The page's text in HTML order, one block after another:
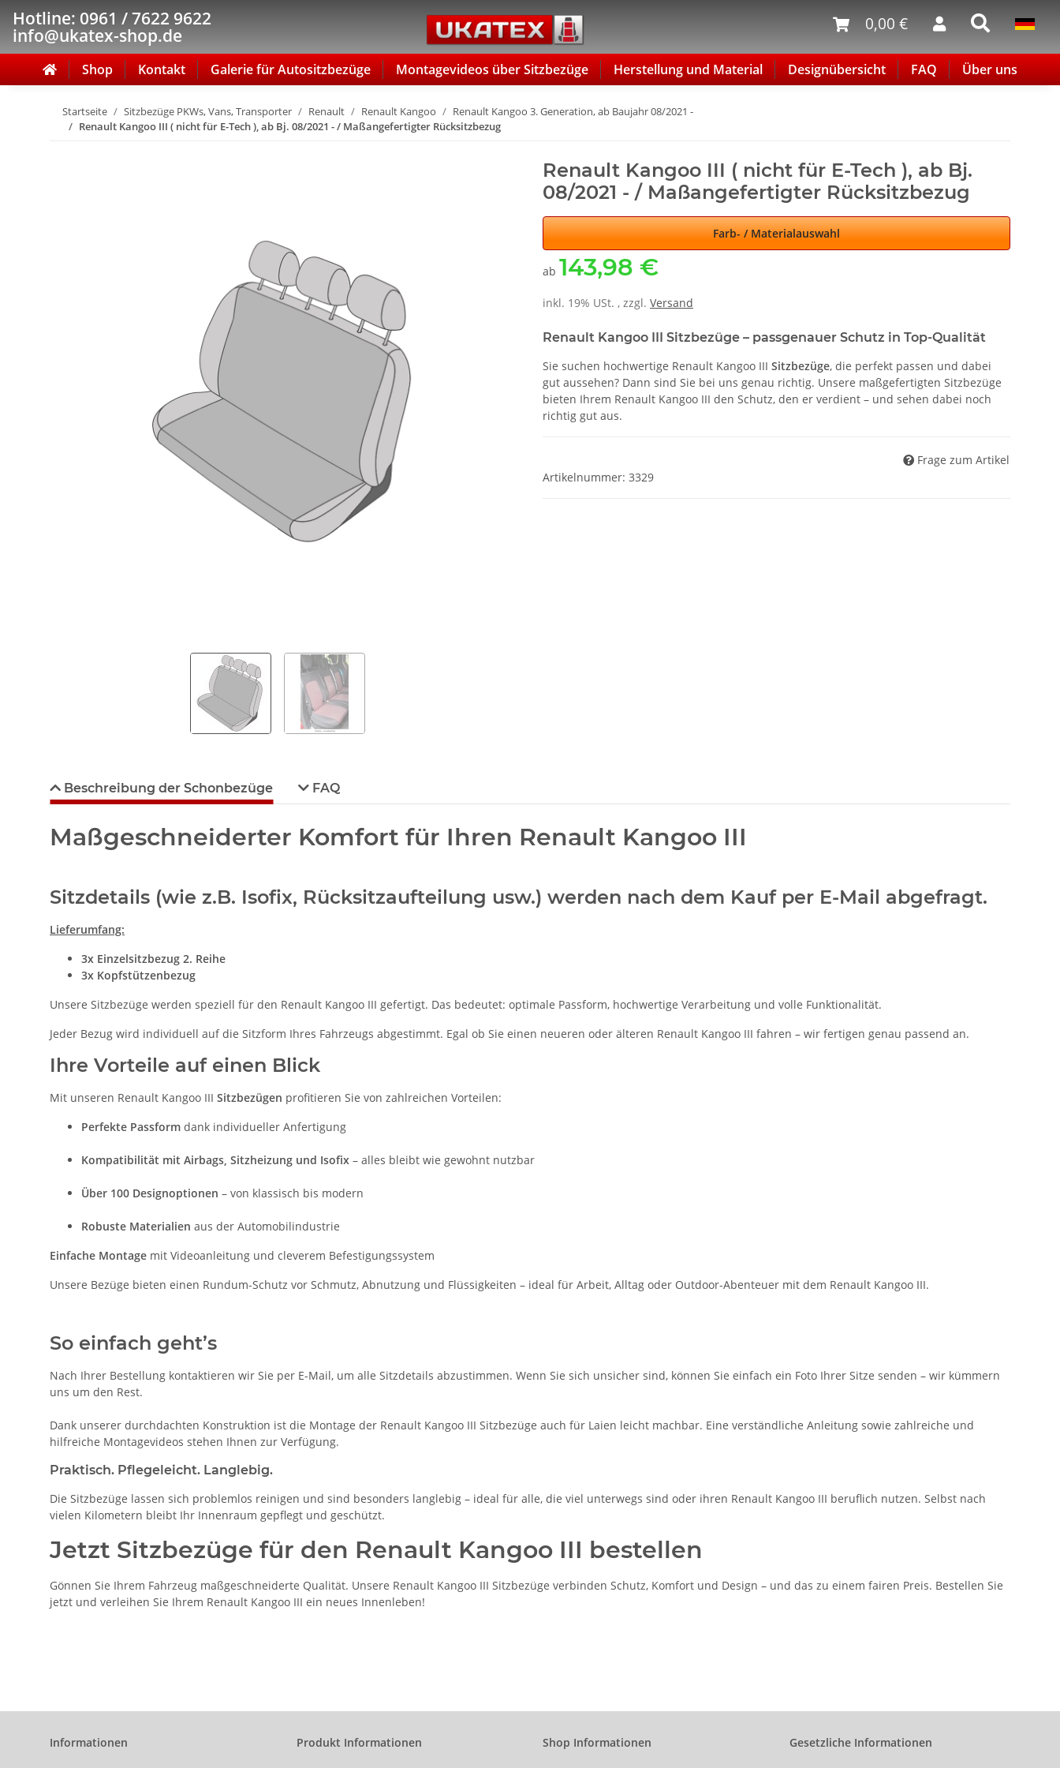
Hotline: 0961 / 7622 9622
info@ukatex-shop.de
0,00 €
Shop Kontakt Galerie für Autositzbezüge Montagevideos über Sitzbezüge Herstellung und Material Designübersicht FAQ Über uns
Startseite Sitzbezüge PKWs, Vans, Transporter Renault Renault Kangoo
Renault Kangoo 3. Generation, ab Baujahr 08/2021 -
Renault Kangoo III ( nicht für E-Tech ), ab Bj. 08/2021 - / Maßangefertigter Rücksitzbezug
Renault Kangoo III ( nicht für E-Tech ), ab Bj.
08/2021 - / Maßangefertigter Rücksitzbezug
Farb- / Materialauswahl
ab 143,98 €
inkl. 19% USt. , zzgl. Versand
Renault Kangoo III Sitzbezüge – passgenauer Schutz in Top-Qualität
Sie suchen hochwertige Renault Kangoo III Sitzbezüge, die perfekt passen und dabei
gut aussehen? Dann sind Sie bei uns genau richtig. Unsere maßgefertigten Sitzbezüge
bieten Ihrem Renault Kangoo III den Schutz, den er verdient – und sehen dabei noch
richtig gut aus.
Frage zum Artikel
Artikelnummer: 3329
Beschreibung der Schonbezüge FAQ
Maßgeschneiderter Komfort für Ihren Renault Kangoo III
Sitzdetails (wie z.B. Isofix, Rücksitzaufteilung usw.) werden nach dem Kauf per E-Mail abgefragt.
Lieferumfang:
3x Einzelsitzbezug 2. Reihe
3x Kopfstützenbezug
Unsere Sitzbezüge werden speziell für den Renault Kangoo III gefertigt. Das bedeutet: optimale Passform, hochwertige Verarbeitung und volle Funktionalität.
Jeder Bezug wird individuell auf die Sitzform Ihres Fahrzeugs abgestimmt. Egal ob Sie einen neueren oder älteren Renault Kangoo III fahren – wir fertigen genau passend an.
Ihre Vorteile auf einen Blick
Mit unseren Renault Kangoo III Sitzbezügen profitieren Sie von zahlreichen Vorteilen:
Perfekte Passform dank individueller Anfertigung
Kompatibilität mit Airbags, Sitzheizung und Isofix – alles bleibt wie gewohnt nutzbar
Über 100 Designoptionen – von klassisch bis modern
Robuste Materialien aus der Automobilindustrie
Einfache Montage mit Videoanleitung und cleverem Befestigungssystem
Unsere Bezüge bieten einen Rundum-Schutz vor Schmutz, Abnutzung und Flüssigkeiten – ideal für Arbeit, Alltag oder Outdoor-Abenteuer mit dem Renault Kangoo III.
So einfach geht’s
Nach Ihrer Bestellung kontaktieren wir Sie per E-Mail, um alle Sitzdetails abzustimmen. Wenn Sie sich unsicher sind, können Sie einfach ein Foto Ihrer Sitze senden – wir kümmern
uns um den Rest.
Dank unserer durchdachten Konstruktion ist die Montage der Renault Kangoo III Sitzbezüge auch für Laien leicht machbar. Eine verständliche Anleitung sowie zahlreiche und
hilfreiche Montagevideos stehen Ihnen zur Verfügung.
Praktisch. Pflegeleicht. Langlebig.
Die Sitzbezüge lassen sich problemlos reinigen und sind besonders langlebig – ideal für alle, die viel unterwegs sind oder ihren Renault Kangoo III beruflich nutzen. Selbst nach
vielen Kilometern bleibt Ihr Innenraum gepflegt und geschützt.
Jetzt Sitzbezüge für den Renault Kangoo III bestellen
Gönnen Sie Ihrem Fahrzeug maßgeschneiderte Qualität. Unsere Renault Kangoo III Sitzbezüge verbinden Schutz, Komfort und Design – und das zu einem fairen Preis. Bestellen Sie
jetzt und verleihen Sie Ihrem Renault Kangoo III ein neues Innenleben!
Informationen Produkt Informationen Shop Informationen Gesetzliche Informationen